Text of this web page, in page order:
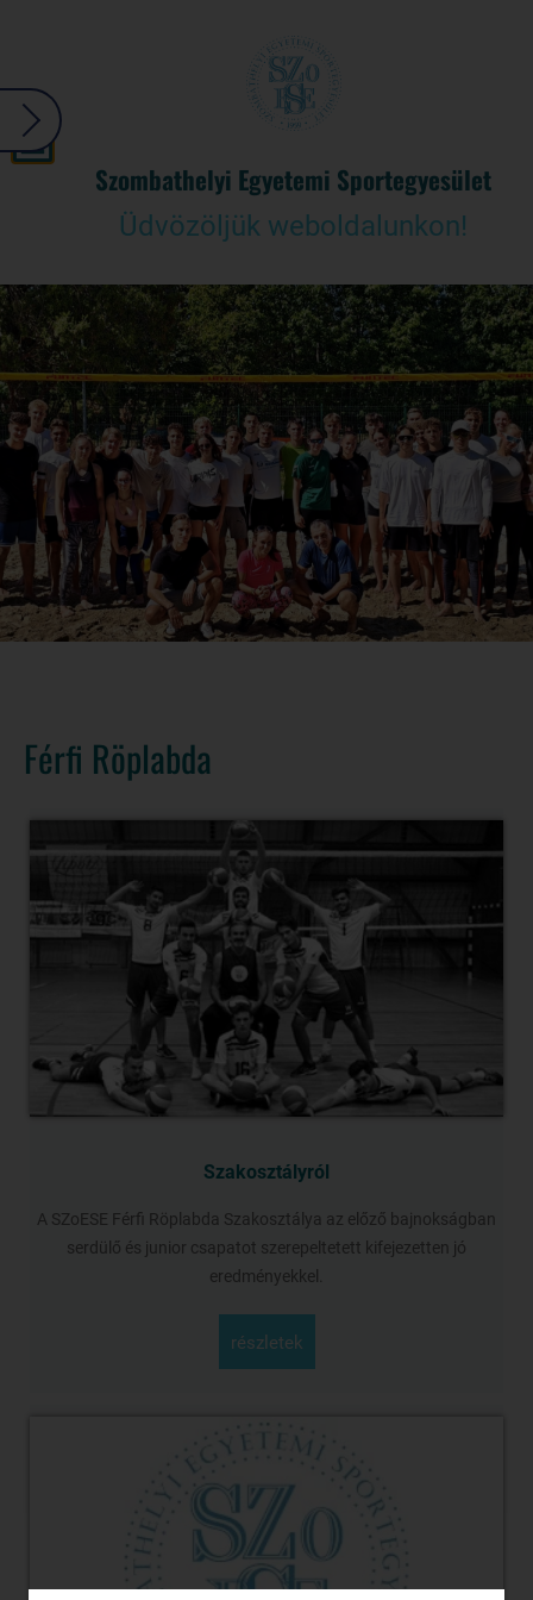
Szombathelyi Egyetemi Sportegyesület
Üdvözöljük weboldalunkon!
Férfi Röplabda
Szakosztályról
A SZoESE Férfi Röplabda Szakosztálya az előző bajnokságban
serdülő és junior csapatot szerepeltetett kifejezetten jó
eredményekkel.
részletek